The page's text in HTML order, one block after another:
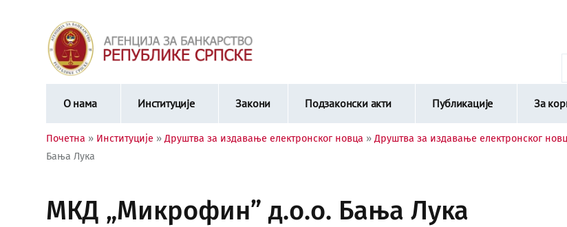
О нама Институције Закони Подзаконски акти Публикације За
Почетна » Институције »Друштва за издавање електронског новца »Друштва за издавање електронског
Бања Лука
МКД „Микрофин” д.о.о. Бања Лука